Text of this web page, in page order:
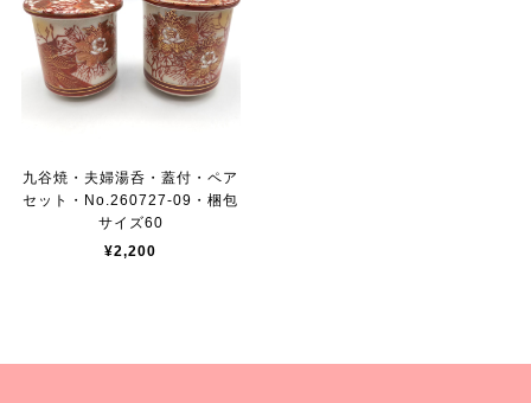
九谷焼・夫婦湯呑・蓋付・ペア
セット・No.260727-09・梱包
サイズ60
¥2,200